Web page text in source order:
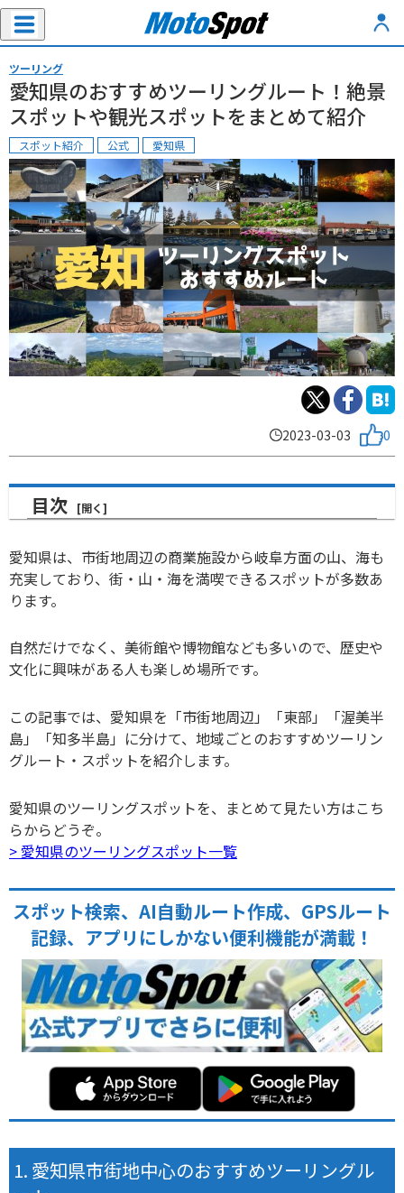
ツーリング
愛知県のおすすめツーリングルート！絶景
スポットや観光スポットをまとめて紹介
スポット紹介 公式 愛知県
2023-03-03 0
目次
愛知県は、市街地周辺の商業施設から岐阜方面の山、海も
充実しており、街・山・海を満喫できるスポットが多数あ
ります。
自然だけでなく、美術館や博物館なども多いので、歴史や
文化に興味がある人も楽しめ場所です。
この記事では、愛知県を「市街地周辺」「東部」「渥美半
島」「知多半島」に分けて、地域ごとのおすすめツーリン
グルート・スポットを紹介します。
愛知県のツーリングスポットを、まとめて見たい方はこち
らからどうぞ。
> 愛知県のツーリングスポット一覧
スポット検索、AI自動ルート作成、GPSルート
記録、アプリにしかない便利機能が満載！
愛知県市街地中心のおすすめツーリングル